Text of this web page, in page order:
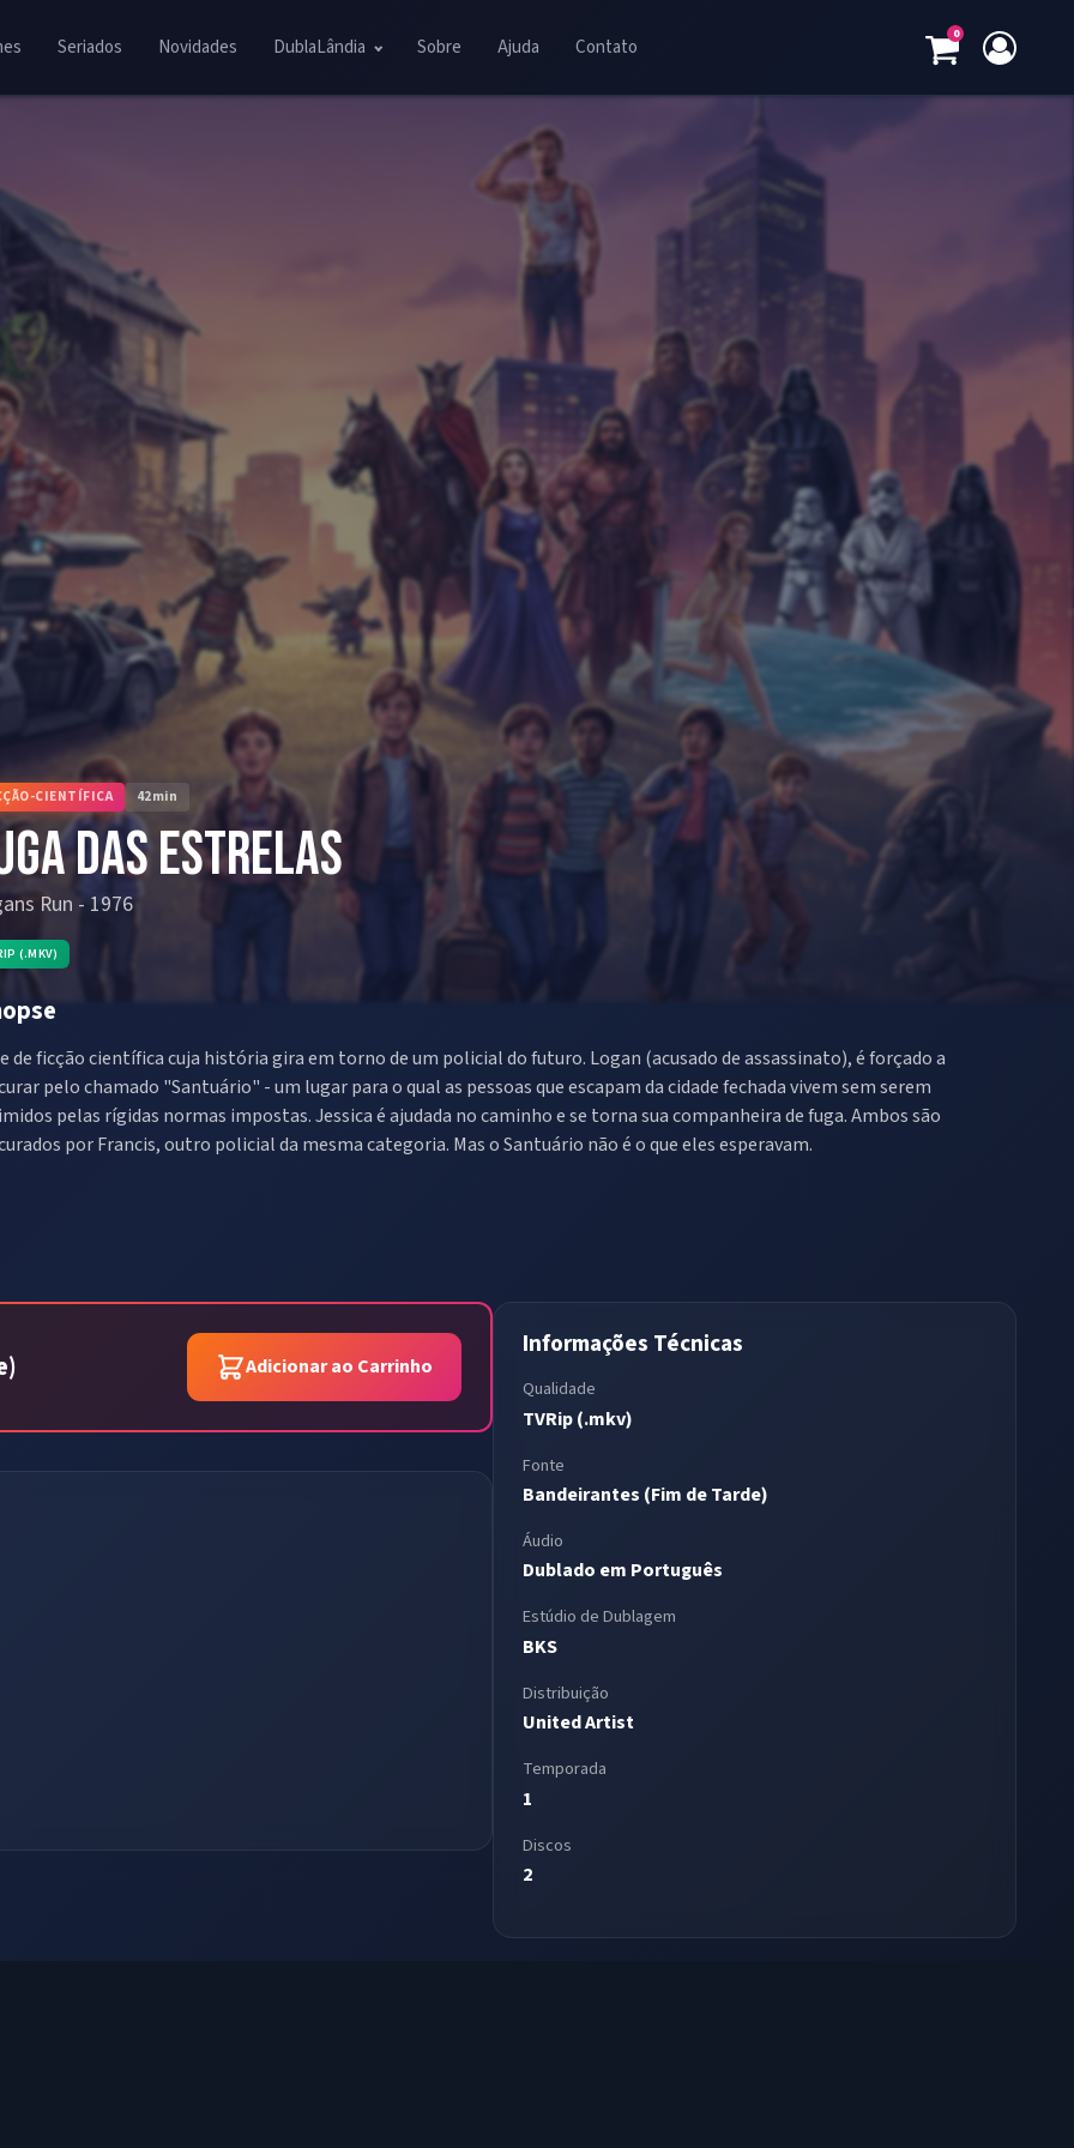
Seriados Novidades DublaLândia Sobre Ajuda Contato
0
CIENTÍFICA 42min
das Estrelas
Run -1976
(.MKV)
de ficção científica cuja história gira em torno de um policial do futuro. Logan (acusado de assassinato), é forçado a
pelo chamado "Santuário" - um lugar para o qual as pessoas que escapam da cidade fechada vivem sem serem
pelas rígidas normas impostas. Jessica é ajudada no caminho e se torna sua companheira de fuga. Ambos são
por Francis, outro policial da mesma categoria. Mas o Santuário não é o que eles esperavam.
Adicionar ao Carrinho
Informações Técnicas
Qualidade
TVRip (.mkv)
Fonte
Bandeirantes (Fim de Tarde)
Áudio
Dublado em Português
Estúdio de Dublagem
BKS
Distribuição
United Artist
Temporada
1
Discos
2